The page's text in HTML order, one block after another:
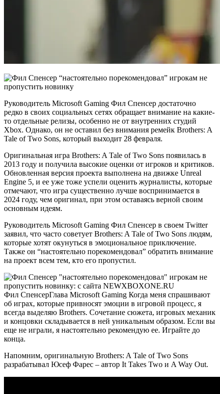
Руководитель Microsoft Gaming Фил Спенсер достаточно
редко в своих социальных сетях обращает внимание на какие-
то отдельные релизы, особенно не от внутренних студий
Xbox. Однако, он не оставил без внимания ремейк Brothers: A
Tale of Two Sons, который выходит 28 февраля.
Оригинальная игра Brothers: A Tale of Two Sons появилась в
2013 году и получила высокие оценки от игроков и критиков.
Обновленная версия проекта выполнена на движке Unreal
Engine 5, и ее уже тоже успели оценить журналисты, которые
отмечают, что игра существенно лучше воспринимается в
2024 году, чем оригинал, при этом оставаясь верной своим
основным идеям.
Руководитель Microsoft Gaming Фил Спенсер в своем Twitter
заявил, что часто советует Brothers: A Tale of Two Sons людям,
которые хотят окунуться в эмоциональное приключение.
Также он “настоятельно порекомендовал” обратить внимание
на проект всем тем, кто его пропустил.
Фил СпенсерГлава Microsoft Gaming Когда меня спрашивают
об играх, которые привносят эмоции в игровой процесс, я
всегда выделяю Brothers. Сочетание сюжета, игровых механик
и концовки складывается в ней уникальным образом. Если вы
еще не играли, я настоятельно рекомендую ее. Играйте до
конца.
Напомним, оригинальную Brothers: A Tale of Two Sons
разрабатывал Юсеф Фарес – автор It Takes Two и A Way Out.